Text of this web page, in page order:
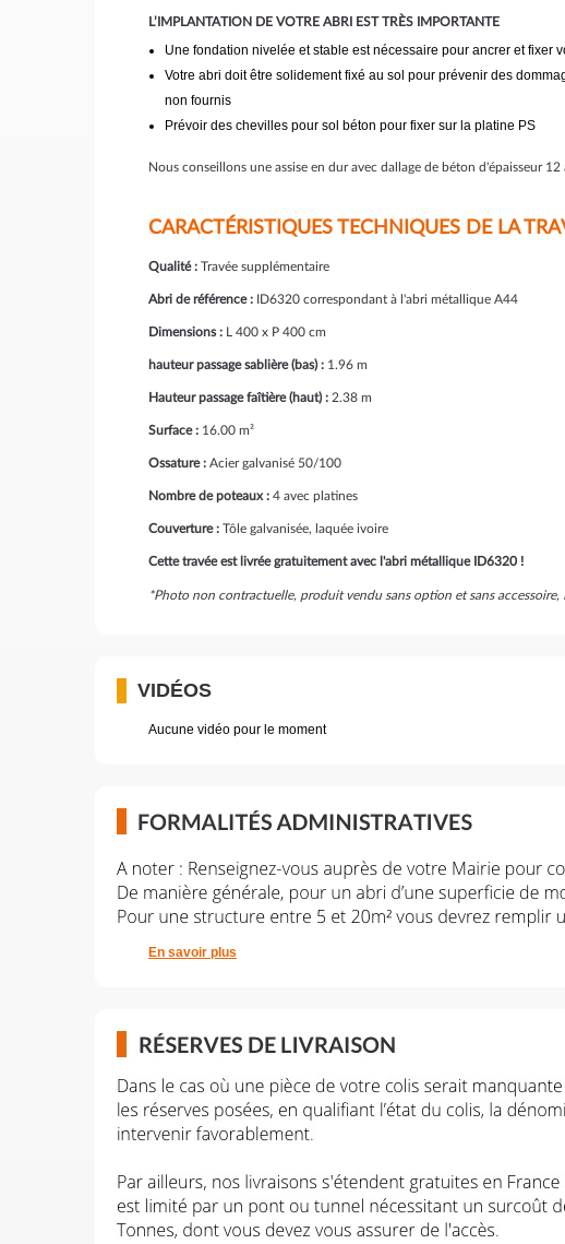
L’IMPLANTATION DE VOTRE ABRI EST TRÈS IMPORTANTE
Une fondation nivelée et stable est nécessaire pour ancrer et fixer
Votre abri doit être solidement fixé au sol pour prévenir des
non fournis
Prévoir des chevilles pour sol béton pour fixer sur la platine PS
Nous conseillons une assise en dur avec dallage de béton d'épaisseur
CARACTÉRISTIQUES TECHNIQUES DE LA
Qualité : Travée supplémentaire
Abri de référence : ID6320 correspondant à l'abri métallique A44
Dimensions : L 400 x P 400 cm
hauteur passage sablière (bas) : 1.96 m
Hauteur passage faîtière (haut) : 2.38 m
Surface : 16.00 m²
Ossature : Acier galvanisé 50/100
Nombre de poteaux : 4 avec platines
Couverture : Tôle galvanisée, laquée ivoire
Cette travée est livrée gratuitement avec l'abri métallique ID6320 !
*Photo non contractuelle, produit vendu sans option et sans
VIDÉOS
Aucune vidéo pour le moment
En savoir plus